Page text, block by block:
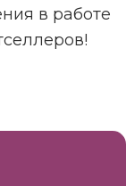
в работе